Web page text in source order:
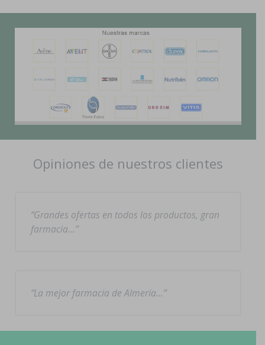
Opiniones de nuestros clientes
Grandes ofertas en todos los productos, gran
farmacia…
La mejor farmacia de Almería…